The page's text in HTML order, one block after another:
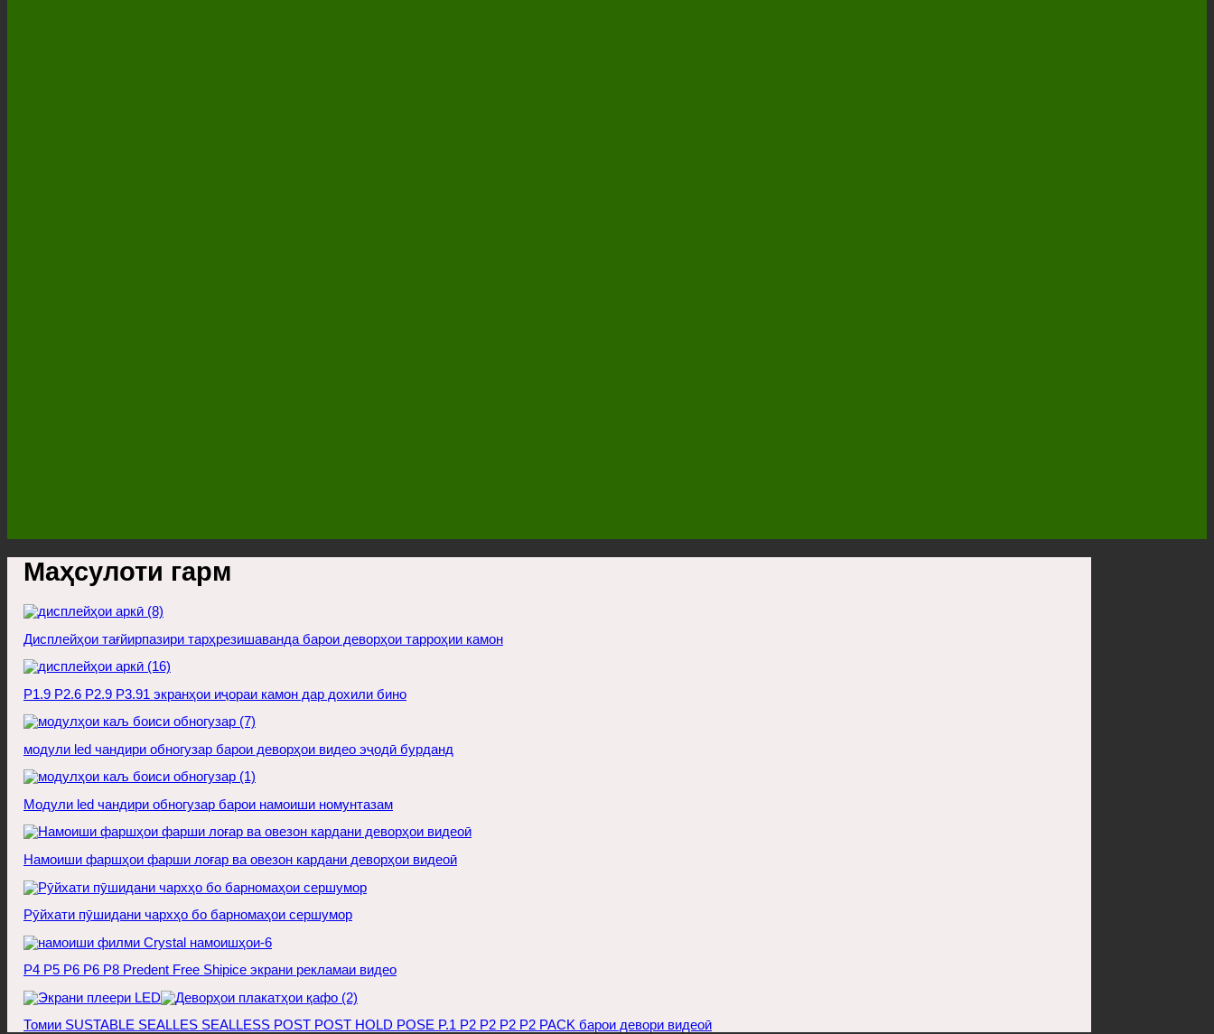
Маҳсулоти гарм
Дисплейҳои тағйирпазири тарҳрезишаванда барои деворҳои тарроҳии камон
P1.9 P2.6 P2.9 P3.91 экранҳои иҷораи камон дар дохили бино
модули led чандири обногузар барои деворҳои видео эҷодӣ бурданд
Модули led чандири обногузар барои намоиши номунтазам
Намоиши фаршҳои фарши лоғар ва овезон кардани деворҳои видеоӣ
Рӯйхати пӯшидани чархҳо бо барномаҳои сершумор
P4 P5 P6 P6 P8 Predent Free Shipice экрани рекламаи видео
Томии SUSTABLE SEALLES SEALLESS POST POST HOLD POSE P.1 P2 P2 P2 P2 PACK барои девори видеоӣ